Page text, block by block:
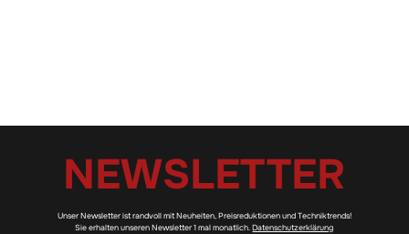
NEWSLETTER
Unser Newsletter ist randvoll mit Neuheiten, Preisreduktionen und Techniktrends!
Sie erhalten unseren Newsletter 1 mal monatlich.Datenschutzerklärung